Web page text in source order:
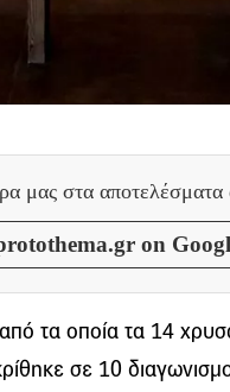
μας στα αποτελέσματα
on
τα οποία τα 14 χρυσά
σε 10